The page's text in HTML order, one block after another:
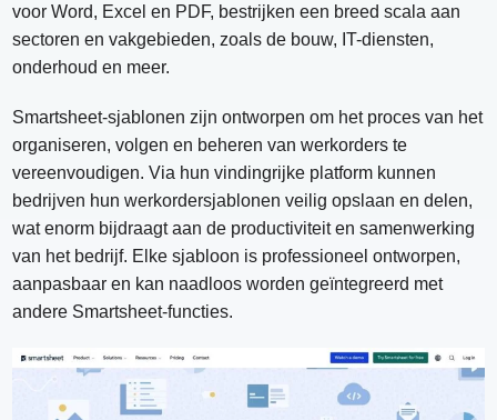
voor Word, Excel en PDF, bestrijken een breed scala aan
sectoren en vakgebieden, zoals de bouw, IT-diensten,
onderhoud en meer.
Smartsheet-sjablonen zijn ontworpen om het proces van het
organiseren, volgen en beheren van werkorders te
vereenvoudigen. Via hun vindingrijke platform kunnen
bedrijven hun werkordersjablonen veilig opslaan en delen,
wat enorm bijdraagt ​​aan de productiviteit en samenwerking
van het bedrijf. Elke sjabloon is professioneel ontworpen,
aanpasbaar en kan naadloos worden geïntegreerd met
andere Smartsheet-functies.